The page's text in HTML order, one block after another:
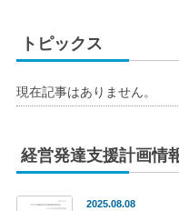
トピックス
現在記事はありません。
経営発達支援計画情
2025.08.08